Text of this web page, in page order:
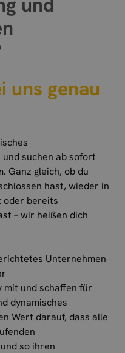
uns genau
suchen ab sofort
Ganz gleich, ob du
hast, wieder in
oder bereits
– wir heißen dich
Unternehmen
und schaffen für
dynamisches
Wert darauf, dass alle
so ihren